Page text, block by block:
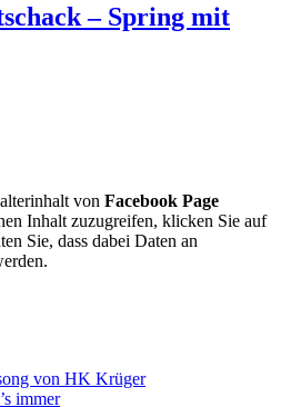
– Spring mit
von Facebook Page
Inhalt zuzugreifen, klicken Sie auf
Sie, dass dabei Daten an
von HK Krüger
immer